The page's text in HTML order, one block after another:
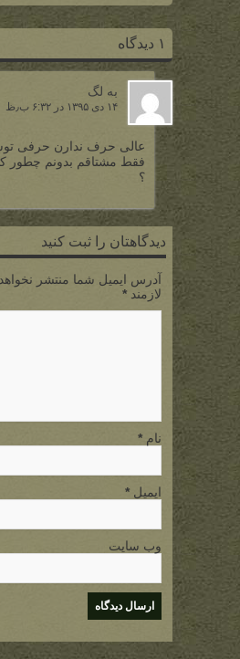
۱ دیدگاه
به لگ
۱۴ دی ۱۳۹۵ در ۶:۳۲ ب٫ظ
عالی حرف ندارن حرفی
فقط مشتاقم بدونم چطور
؟
دیدگاهتان را ثبت کنید
آدرس ایمیل شما منتشر نخواهد
لازمند *
نام *
ایمیل *
وب سایت